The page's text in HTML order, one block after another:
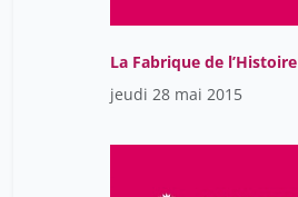
La Fabrique de l’Histoire
jeudi 28 mai 2015